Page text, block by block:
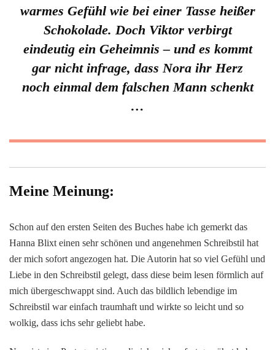
warmes Gefühl wie bei einer Tasse heißer
Schokolade. Doch Viktor verbirgt
eindeutig ein Geheimnis – und es kommt
gar nicht infrage, dass Nora ihr Herz
noch einmal dem falschen Mann schenkt
…
Meine Meinung:
Schon auf den ersten Seiten des Buches habe ich gemerkt das
Hanna Blixt einen sehr schönen und angenehmen Schreibstil hat
der mich sofort angezogen hat. Die Autorin hat so viel Gefühl und
Liebe in den Schreibstil gelegt, dass diese beim lesen förmlich auf
mich übergeschwappt sind. Auch das bildlich lebendige im
Schreibstil war einfach traumhaft und wirkte so leicht und so
wolkig, dass ichs sehr geliebt habe.